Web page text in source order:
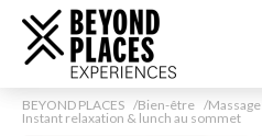
BEYOND PLACES Bien-être
Massage
Instant relaxation & lunch au sommet